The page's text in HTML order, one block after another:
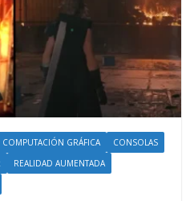
COMPUTACIÓN GRÁFICA
CONSOLAS
REALIDAD AUMENTADA